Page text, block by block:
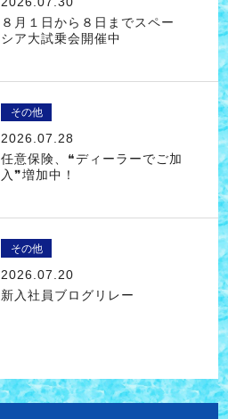
８月１日から８日までスペー
シア大試乗会開催中
その他
2026.07.28
任意保険、❝ディーラーでご加
入❞増加中！
その他
2026.07.20
新入社員ブログリレー